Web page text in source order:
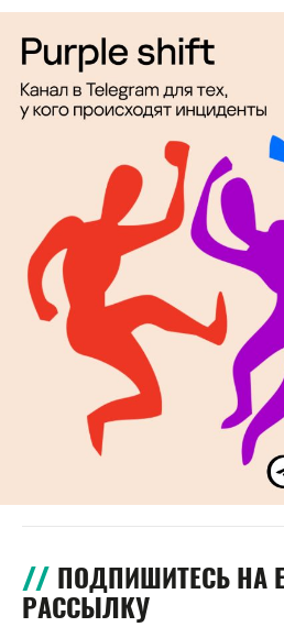
ПОДПИШИТЕСЬ НА
РАССЫЛКУ